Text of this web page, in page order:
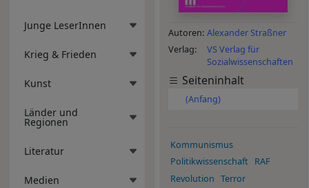
Junge LeserInnen
Krieg & Frieden
Kunst
Länder und
Regionen
Literatur
Medien
Autoren Alexander Straßner
Verlag
VS Verlag für
Sozialwissenschaften
Seiteninhalt
(Anfang)
Kommunismus
Politikwissenschaft
RAF
Revolution Terror